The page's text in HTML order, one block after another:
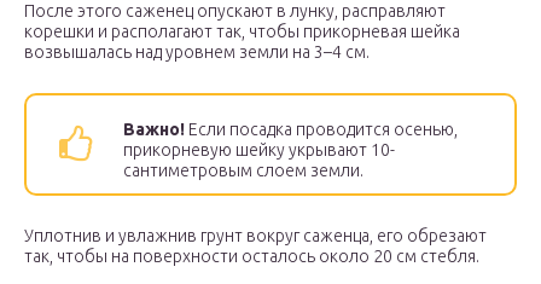
После этого саженец опускают в лунку, расправляют
корешки и располагают так, чтобы прикорневая шейка
возвышалась над уровнем земли на 3–4 см.
Важно! Если посадка проводится осенью,
прикорневую шейку укрывают 10-
сантиметровым слоем земли.
Уплотнив и увлажнив грунт вокруг саженца, его обрезают
так, чтобы на поверхности осталось около 20 см стебля.